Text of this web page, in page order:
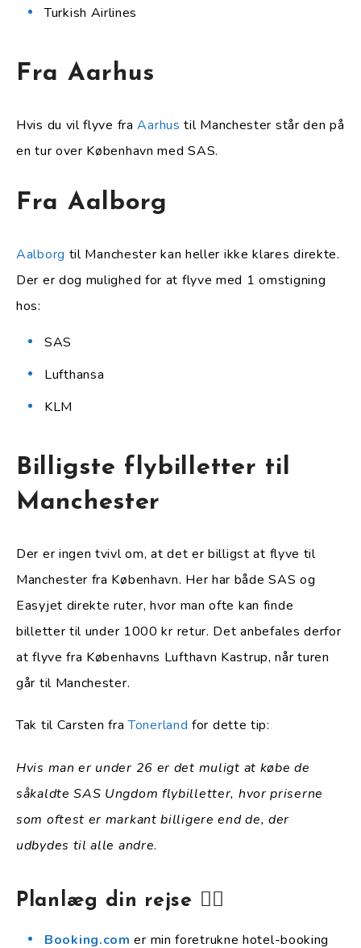
Turkish Airlines
Fra Aarhus
Hvis du vil flyve fraAarhus til Manchester står den på
en tur over København med SAS.
Fra Aalborg
Aalborg til Manchester kan heller ikke klares direkte.
Der er dog mulighed for at flyve med 1 omstigning
hos:
SAS
Lufthansa
KLM
Billigste flybilletter til
Manchester
Der er ingen tvivl om, at det er billigst at flyve til
Manchester fra København. Her har både SAS og
Easyjet direkte ruter, hvor man ofte kan finde
billetter til under 1000 kr retur. Det anbefales derfor
at flyve fra Københavns Lufthavn Kastrup, når turen
går til Manchester.
Tak til Carsten fraTonerland for dette tip:
Hvis man er under 26 er det muligt at købe de
såkaldte SAS Ungdom flybilletter, hvor priserne
som oftest er markant billigere end de, der
udbydes til alle andre.
Planlæg din rejse 👇🏻
Booking.com er min foretrukne hotel-booking